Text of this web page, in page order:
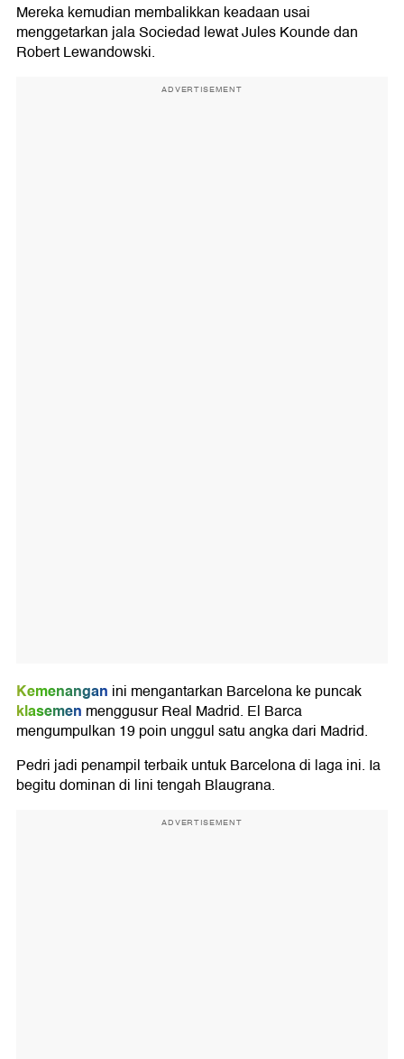
Mereka kemudian membalikkan keadaan usai
menggetarkan jala Sociedad lewat Jules Kounde dan
Robert Lewandowski.
ADVERTISEMENT
Kemenangan ini mengantarkan Barcelona ke puncak
klasemen menggusur Real Madrid. El Barca
mengumpulkan 19 poin unggul satu angka dari Madrid.
Pedri jadi penampil terbaik untuk Barcelona di laga ini. Ia
begitu dominan di lini tengah Blaugrana.
ADVERTISEMENT